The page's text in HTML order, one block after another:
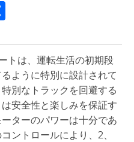
トは、運転生活の初期段
ように特別に設計されて
別なトラックを回避する
安全性と楽しみを保証す
ターのパワーは十分であ
ントロールにより、2、